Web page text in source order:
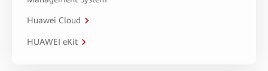
Huawei Cloud
HUAWEI eKit